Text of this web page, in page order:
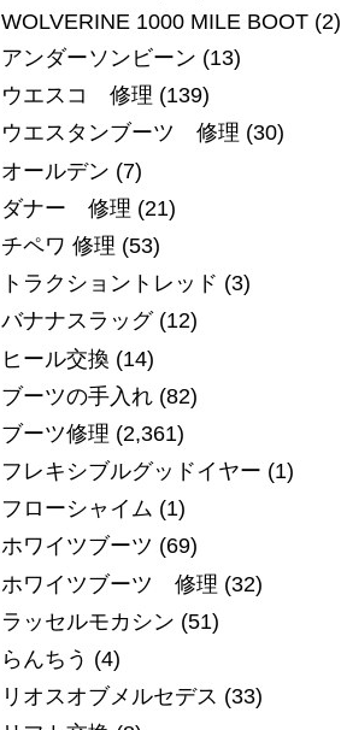
WOLVERINE 1000 MILE BOOT(2)
アンダーソンビーン (13)
ウエスコ 修理 (139)
ウエスタンブーツ 修理 (30)
オールデン (7)
ダナー 修理 (21)
チペワ 修理 (53)
トラクショントレッド (3)
バナナスラッグ(12)
ヒール交換 (14)
ブーツの手入れ(82)
ブーツ修理 (2,361)
フレキシブルグッドイヤー (1)
フローシャイム (1)
ホワイツブーツ (69)
ホワイツブーツ 修理 (32)
ラッセルモカシン (51)
らんちう (4)
リオスオブメルセデス (33)